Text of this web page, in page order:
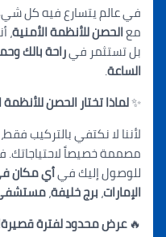
في عالم يتسارع فيه كل شيء،
معالحصن للأنظمة الأمنية، أنت
بل تستثمر فيراحة بالك
الساعة.
لماذا تختار الحصن للأنظمة
لأننا لا نكتفي بالتركيب فقط،
مصممة خصيصاً لاحتياجاتك. فري
للوصول إليك فيأي مكان في
الإمارات،برج خليفة،مستشفى
عرض محدود لفترة قصيرة!